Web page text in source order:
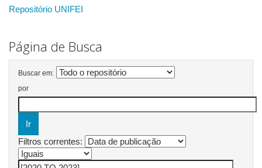
Repositório UNIFEI
Página de Busca
Buscar em:
por
Filtros correntes: